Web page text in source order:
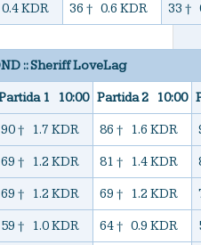
KDR 36 † 0.6 KDR 33 †
:: Sheriff LoveLag
1 10:00 Partida 2 10:00
90 † 1.7 KDR 86 † 1.6 KDR
69 † 1.2 KDR 81 † 1.4 KDR
69 † 1.2 KDR 69 † 1.2 KDR
59 † 1.0 KDR 64 † 0.9 KDR